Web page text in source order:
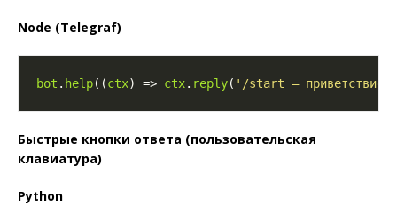
Node (Telegraf)
bot . help((ctx) => ctx. reply( '/start –
Быстрые кнопки ответа (пользовательская
клавиатура)
Python